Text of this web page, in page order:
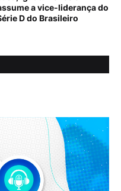
a vice-liderança do
D do Brasileiro